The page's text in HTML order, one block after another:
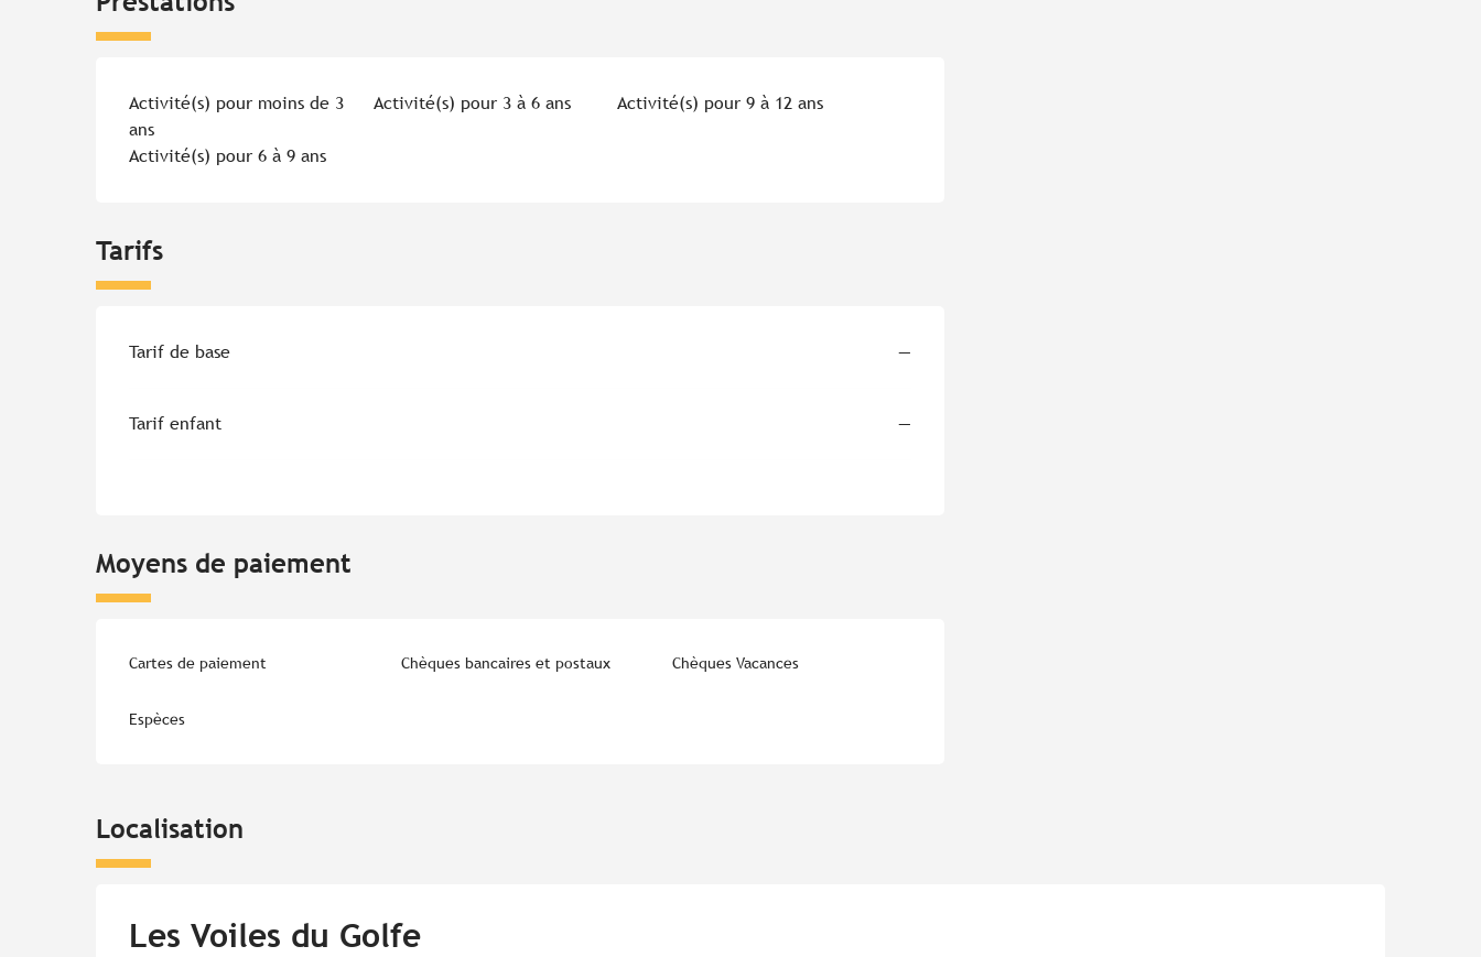
Activité(s) pour moins de 3
ans
Activité(s) pour 3 à 6 ans Activité(s) pour 9 à 12 ans
Activité(s) pour 6 à 9 ans
Tarifs
Tarifs 2026
Tarif de base —
Tarif enfant —
Moyens de paiement
Cartes de paiement Chèques bancaires et postaux Chèques Vacances
Espèces
Localisation
Les Voiles du Golfe